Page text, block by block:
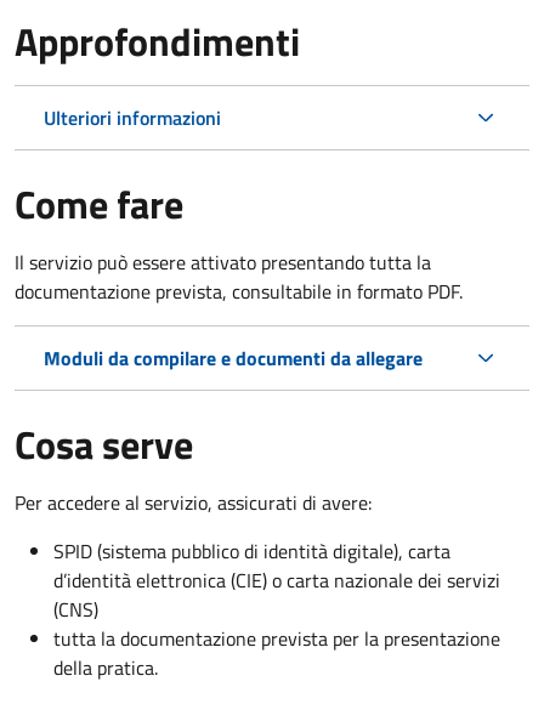
Approfondimenti
Ulteriori informazioni
Come fare
Il servizio può essere attivato presentando tutta la
documentazione prevista, consultabile in formato PDF.
Moduli da compilare e documenti da allegare
Cosa serve
Per accedere al servizio, assicurati di avere:
SPID (sistema pubblico di identità digitale), carta
d’identità elettronica (CIE) o carta nazionale dei servizi
(CNS)
tutta la documentazione prevista per la presentazione
della pratica.